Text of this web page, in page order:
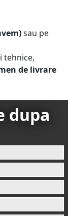
sau pe
tehnice,
de livrare
dupa